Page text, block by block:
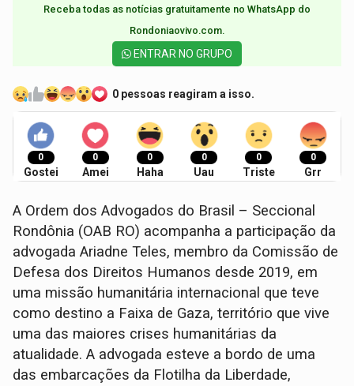
Receba todas as notícias gratuitamente no WhatsApp do
Rondoniaovivo.com.​
ENTRAR NO GRUPO
0 pessoas reagiram a isso.
0
Gostei
0
Amei
0
Haha
0
Uau
0
Triste
0
Grr
A Ordem dos Advogados do Brasil – Seccional
Rondônia (OAB RO) acompanha a participação da
advogada Ariadne Teles, membro da Comissão de
Defesa dos Direitos Humanos desde 2019, em
uma missão humanitária internacional que teve
como destino a Faixa de Gaza, território que vive
uma das maiores crises humanitárias da
atualidade. A advogada esteve a bordo de uma
das embarcações da Flotilha da Liberdade,